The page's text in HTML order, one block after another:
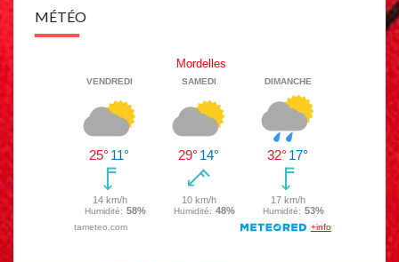
MÉTÉO